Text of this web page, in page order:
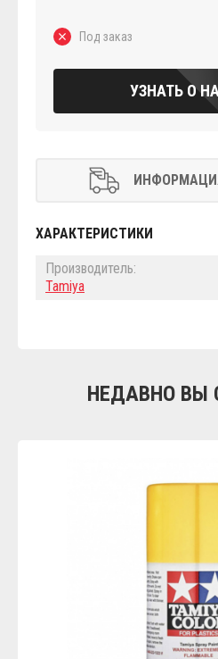
Под заказ
УЗНАТЬ О
ХАРАКТЕРИСТИКИ
Производитель:
Tamiya
НЕДАВНО ВЫ